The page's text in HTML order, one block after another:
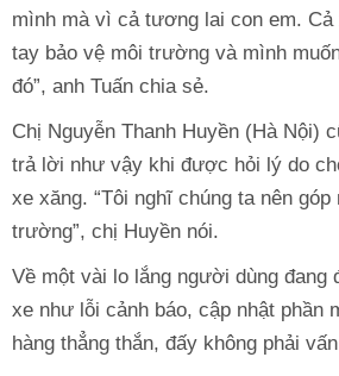
mình mà vì cả tương lai con em. Cả
tay bảo vệ môi trường và mình
đó”, anh Tuấn chia sẻ.
Chị Nguyễn Thanh Huyền (Hà Nội)
trả lời như vậy khi được hỏi lý do
xe xăng. “Tôi nghĩ chúng ta nên
trường”, chị Huyền nói.
Về một vài lo lắng người dùng đang
xe như lỗi cảnh báo, cập nhật
hàng thẳng thắn, đấy không phải